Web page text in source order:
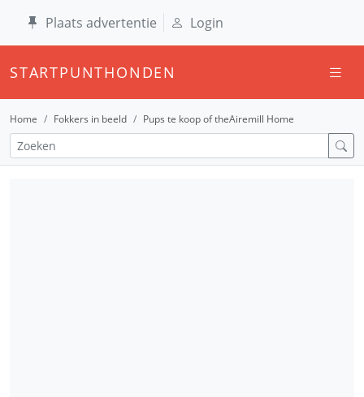
Plaats advertentie Login
STARTPUNTHONDEN
Home Fokkers in beeld Pups te koop of theAiremill Home